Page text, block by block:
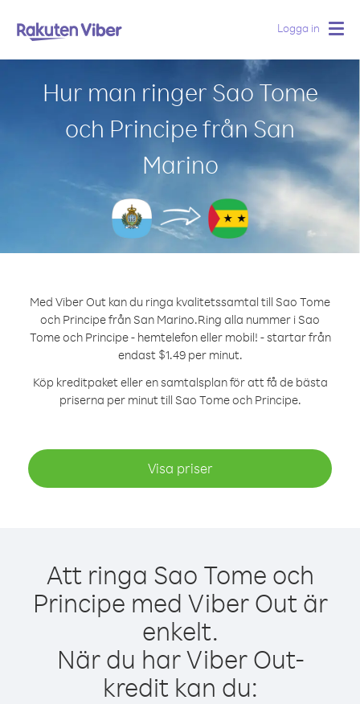
Logga in
Hur man ringer Sao Tome
och Principe från San
Marino
Med Viber Out kan du ringa kvalitetssamtal till Sao Tome
och Principe från San Marino.Ring alla nummer i Sao
Tome och Principe - hemtelefon eller mobil! - startar från
endast $1.49 per minut.
Köp kreditpaket eller en samtalsplan för att få de bästa
priserna per minut till Sao Tome och Principe.
Visa priser
Att ringa Sao Tome och
Principe med Viber Out är
enkelt.
När du har Viber Out-
kredit kan du: